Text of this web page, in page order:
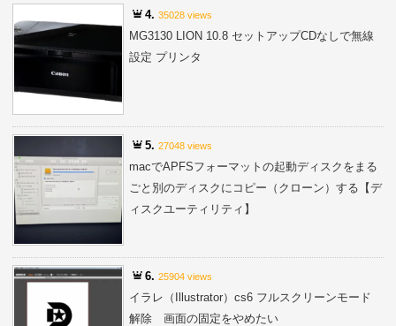
4.35028 views
MG3130 LION 10.8 セットアップCDなしで無線
設定 プリンタ
5.27048 views
macでAPFSフォーマットの起動ディスクをまる
ごと別のディスクにコピー（クローン）する【デ
ィスクユーティリティ】
6.25904 views
イラレ（Illustrator）cs6 フルスクリーンモード
解除 画面の固定をやめたい